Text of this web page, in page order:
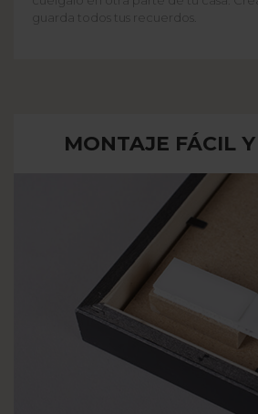
guarda todos tus recuerdos.
MONTAJE FÁCIL